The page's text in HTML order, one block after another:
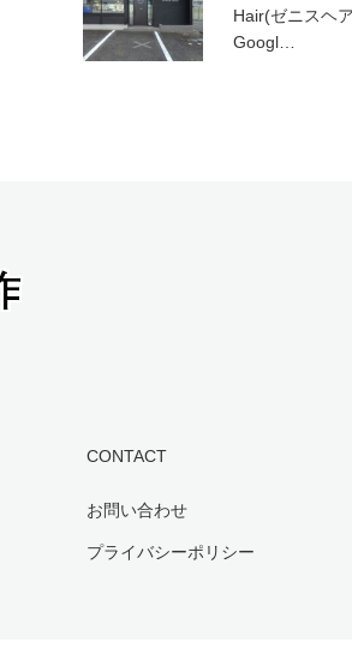
Hair(ゼニスヘ
Googl…
CONTACT
お問い合わせ
プライバシーポリシー